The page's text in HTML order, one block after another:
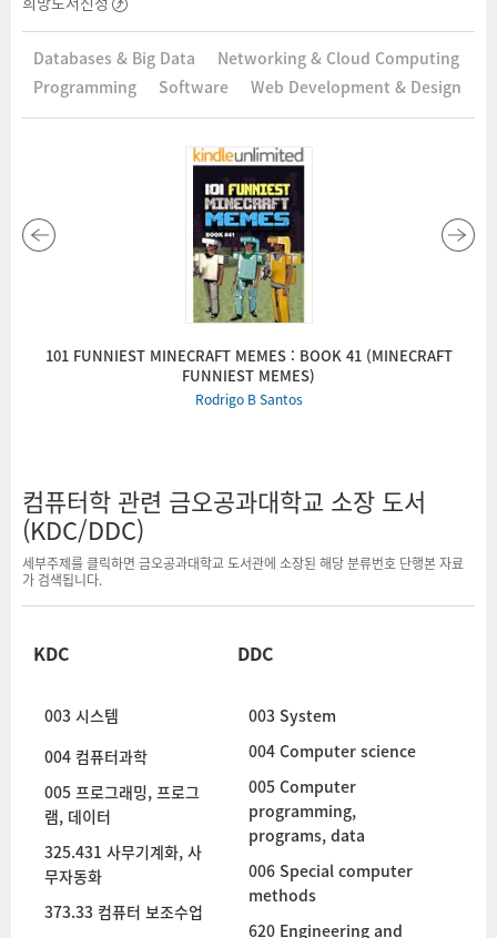
Databases & Big Data
Networking & Cloud Computing
Programming
Software Web Development & Design
101 FUNNIEST MINECRAFT MEMES : BOOK 41 (MINECRAFT
FUNNIEST MEMES)
Rodrigo B Santos
컴퓨터학 관련 금오공과대학교 소장 도서
(KDC/DDC)
세부주제를 클릭하면 금오공과대학교 도서관에 소장된 해당 분류번호 단행본 자료
가 검색됩니다.
KDC
003 시스템
004 컴퓨터과학
005 프로그래밍, 프로그
램, 데이터
325.431 사무기계화, 사
무자동화
373.33 컴퓨터 보조수업
DDC
003 System
004Computer science
005Computer
programming,
programs, data
006Special computer
methods
620Engineering and